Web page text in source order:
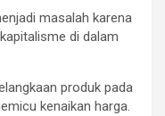
masalah karena
di dalam
produk pada
kenaikan harga.